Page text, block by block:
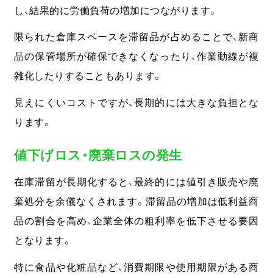
し、結果的に労働負荷の増加につながります。
限られた倉庫スペースを滞留品が占めることで、新商
品の保管場所が確保できなくなったり、作業動線が複
雑化したりすることもあります。
見えにくいコストですが、長期的には大きな負担とな
ります。
値下げロス・廃棄ロスの発生
在庫滞留が長期化すると、最終的には値引き販売や廃
棄処分を余儀なくされます。滞留品の増加は低利益商
品の割合を高め、企業全体の粗利率を低下させる要因
となります。
特に食品や化粧品など、消費期限や使用期限がある商